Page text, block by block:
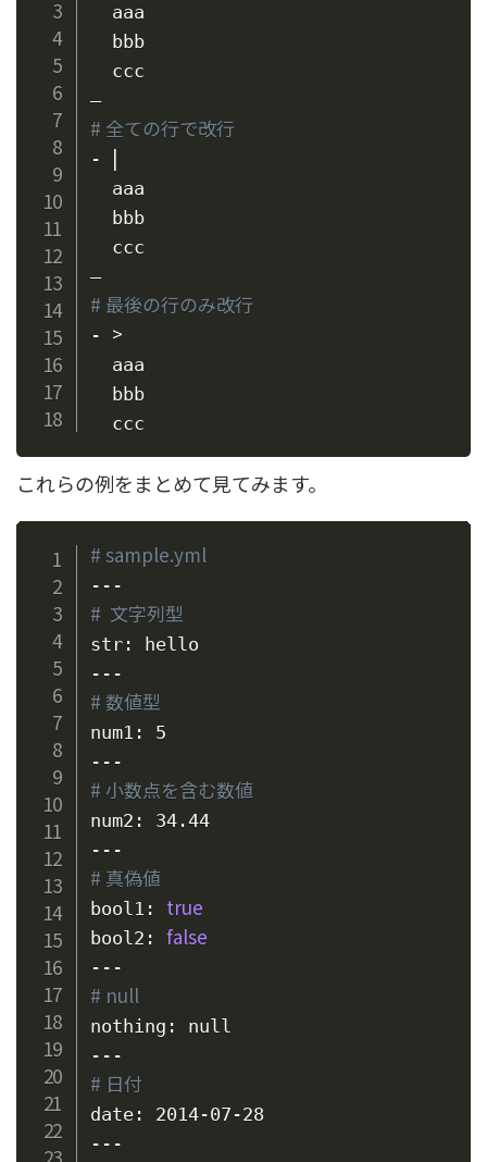
  aaa
  bbb
  ccc
—
# 全ての行で改行
- |
  aaa
  bbb
  ccc
—
# 最後の行のみ改行
- >
  aaa
  bbb
これらの例をまとめて見てみます。
# sample.yml
#  文字列型
str: hello
# 数値型
num1: 5
# 小数点を含む数値
num2: 34.44
# 真偽値
bool1: true
bool2: false
# null
nothing: null
# 日付
date: 2014-07-28